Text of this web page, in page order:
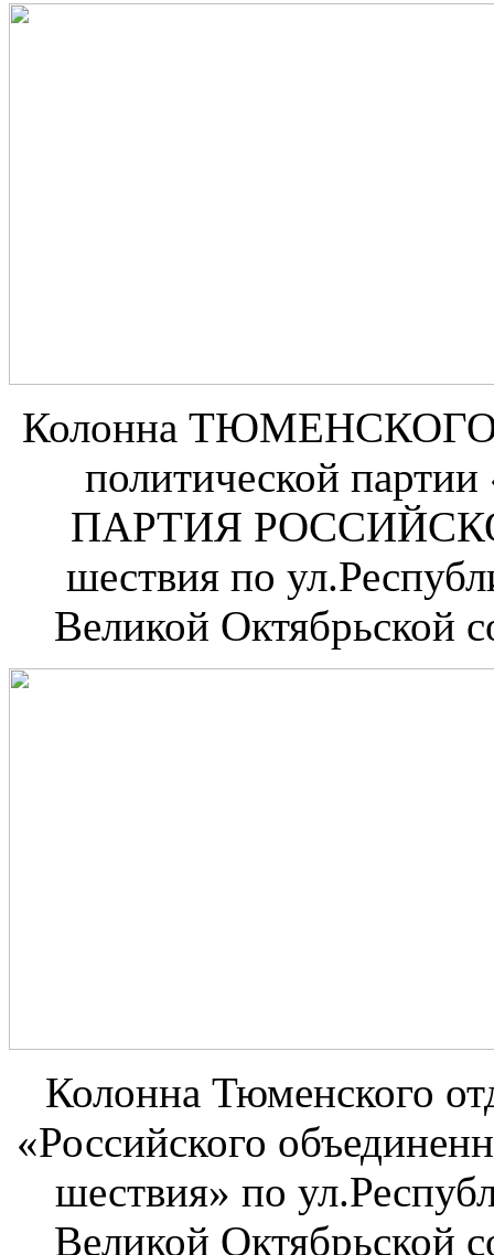
Колонна
политической
ПАРТИЯ
шествия по
Великой Октябрьской
Колонна Тюменского
«Российского
шествия» по
Великой Октябрьской